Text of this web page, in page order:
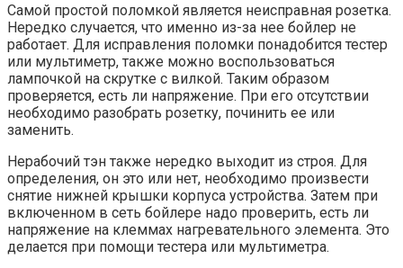
Самой простой поломкой является неисправная розетка.
Нередко случается, что именно из-за нее бойлер не
работает. Для исправления поломки понадобится тестер
или мультиметр, также можно воспользоваться
лампочкой на скрутке с вилкой. Таким образом
проверяется, есть ли напряжение. При его отсутствии
необходимо разобрать розетку, починить ее или
заменить.
Нерабочий тэн также нередко выходит из строя. Для
определения, он это или нет, необходимо произвести
снятие нижней крышки корпуса устройства. Затем при
включенном в сеть бойлере надо проверить, есть ли
напряжение на клеммах нагревательного элемента. Это
делается при помощи тестера или мультиметра.